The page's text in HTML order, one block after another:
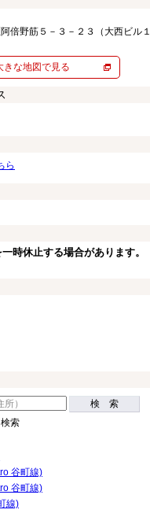
倍野筋５－３－２３（大西ビル１
きな地図で見る
ら
時休止する場合があります。
検 索
索
谷町線)
谷町線)
線)